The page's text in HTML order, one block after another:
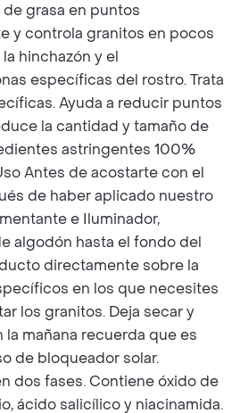
grasa en puntos
y controla granitos en pocos
hinchazón y el
específicas del rostro. Trata
Ayuda a reducir puntos
la cantidad y tamaño de
astringentes 100%
Antes de acostarte con el
de haber aplicado nuestro
e Iluminador,
algodón hasta el fondo del
directamente sobre la
en los que necesites
los granitos. Deja secar y
la mañana recuerda que es
de bloqueador solar.
dos fases. Contiene óxido de
ácido salicílico y niacinamida.